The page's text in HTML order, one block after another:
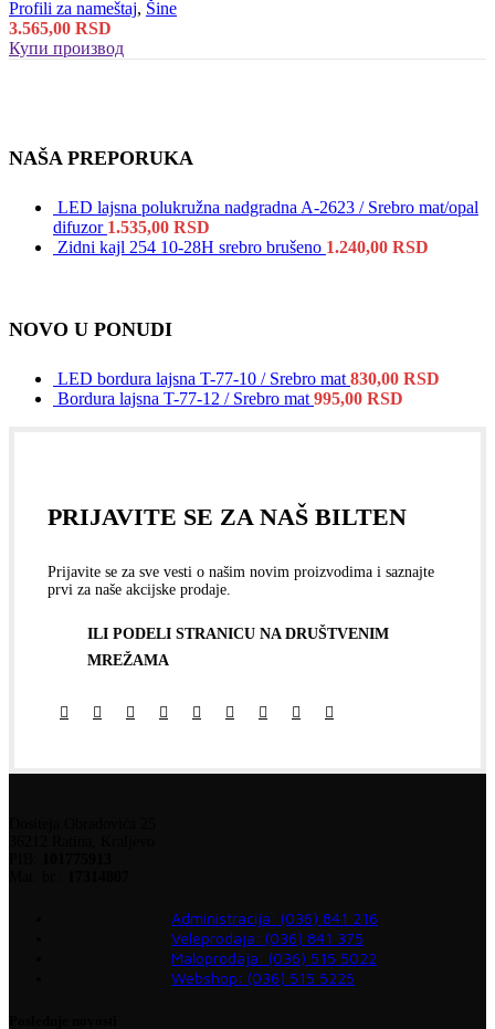
Profili za nameštaj, Šine
3.565,00 RSD
Купи производ
NAŠA PREPORUKA
LED lajsna polukružna nadgradna A-2623 / Srebro mat/opal
difuzor 1.535,00 RSD
Zidni kajl 254 10-28H srebro brušeno 1.240,00 RSD
NOVO U PONUDI
LED bordura lajsna T-77-10 / Srebro mat 830,00 RSD
Bordura lajsna T-77-12 / Srebro mat 995,00 RSD
PRIJAVITE SE ZA NAŠ BILTEN
Prijavite se za sve vesti o našim novim proizvodima i saznajte
prvi za naše akcijske prodaje.
ILI PODELI STRANICU NA DRUŠTVENIM
MREŽAMA
Administracija: (036) 841 216
Veleprodaja: (036) 841 375
Maloprodaja: (036) 515 5022
Webshop: (036) 515 5225